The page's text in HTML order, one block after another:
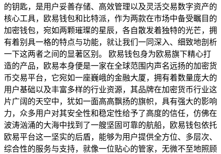
的钥匙，是用户妥善存储、高效管理以及灵活交易数字资产的
核心工具，欧易钱包和比特派，作为两款在市场中备受瞩目的
加密钱包，宛如两颗璀璨的星辰，各自散发着独特的光芒，拥
有着别具一格的特点与功能，就让我们一同深入、细致地剖析
一下这两者之间的显著区别。 欧易钱包身为欧易旗下精心打
造的产品，欧易本身便是一家在全球范围内声名远扬的加密货
币交易平台，它宛如一座巍峨的金融大厦，拥有着数量庞大的
用户基础以及丰富多样的行业资源，其品牌在加密货币行业这
片广阔的天空中，犹如一面高高飘扬的旗帜，具有强大的影响
力，众多用户对其安全性和稳定性给予了高度的信任，仿佛在
波涛汹涌的大海中找到了一艘坚固可靠的航船，欧易钱包依托
欧易平台这一坚实的后盾，能够为用户提供全方位、多层次、
综合性的服务与支持，就像一位贴心的管家，无微不至地照顾